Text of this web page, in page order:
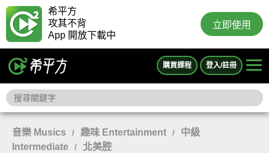
希平方
攻其不背
App 開放下載中
立即使用
購買課程 登入/註冊
音樂 Musics / 趣味 Entertainment /
中級
Intermediate
/ 北美腔